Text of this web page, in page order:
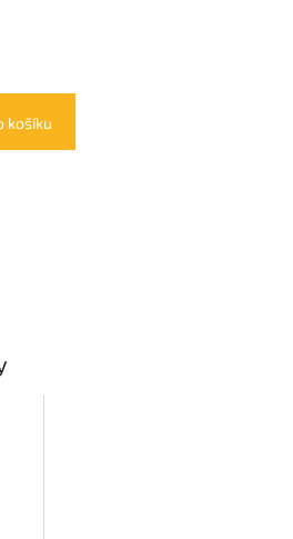
košíku